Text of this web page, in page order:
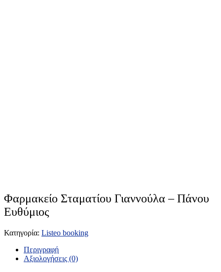
Φαρμακείο Σταματίου Γιαννούλα – Πάνου
Ευθύμιος
Κατηγορία: Listeo booking
Περιγραφή
Αξιολογήσεις (0)